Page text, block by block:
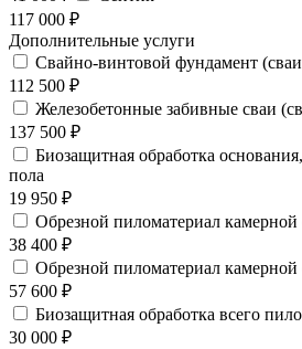
117 000 ₽
Дополнительные услуги
Свайно-винтовой фундамент
112 500 ₽
Железобетонные забивные сваи
137 500 ₽
Биозащитная обработка
пола
19 950 ₽
Обрезной пиломатериал
38 400 ₽
Обрезной пиломатериал
57 600 ₽
Биозащитная обработка всего
30 000 ₽